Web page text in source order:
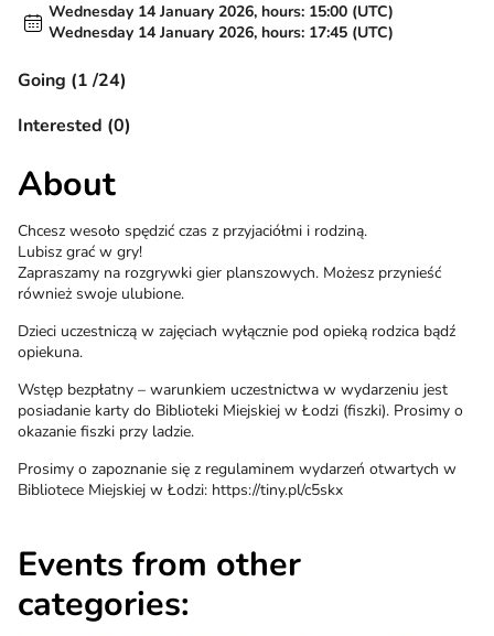
Wednesday 14 January 2026, hours: 15:00 (UTC)
Wednesday 14 January 2026, hours: 17:45 (UTC)
Going (1 /24)
Interested (0)
About
Chcesz wesoło spędzić czas z przyjaciółmi i rodziną.
Lubisz grać w gry!
Zapraszamy na rozgrywki gier planszowych. Możesz przynieść
również swoje ulubione.
Dzieci uczestniczą w zajęciach wyłącznie pod opieką rodzica bądź
opiekuna.
Wstęp bezpłatny – warunkiem uczestnictwa w wydarzeniu jest
posiadanie karty do Biblioteki Miejskiej w Łodzi (fiszki). Prosimy o
okazanie fiszki przy ladzie.
Prosimy o zapoznanie się z regulaminem wydarzeń otwartych w
Bibliotece Miejskiej w Łodzi: https://tiny.pl/c5skx
Events from other
categories: